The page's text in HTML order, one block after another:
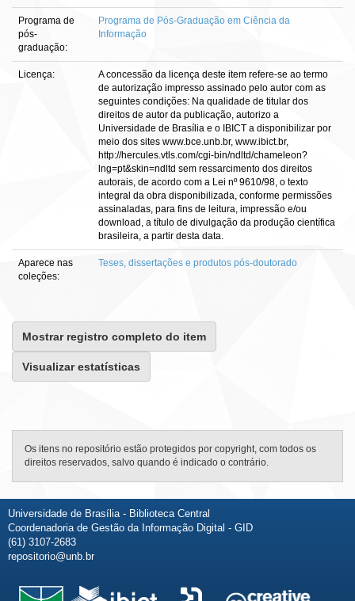
Programa de
pós-
graduação:
Programa de Pós-Graduação em Ciência da
Informação
Licença:
A concessão da licença deste item refere-se ao termo
de autorização impresso assinado pelo autor com as
seguintes condições: Na qualidade de titular dos
direitos de autor da publicação, autorizo a
Universidade de Brasília e o IBICT a disponibilizar por
meio dos sites www.bce.unb.br, www.ibict.br,
http://hercules.vtls.com/cgi-bin/ndltd/chameleon?
lng=pt&skin=ndltd sem ressarcimento dos direitos
autorais, de acordo com a Lei nº 9610/98, o texto
integral da obra disponibilizada, conforme permissões
assinaladas, para fins de leitura, impressão e/ou
download, a título de divulgação da produção científica
brasileira, a partir desta data.
Aparece nas
coleções:
Teses, dissertações e produtos pós-doutorado
Mostrar registro completo do item
Visualizar estatísticas
Os itens no repositório estão protegidos por copyright, com todos os
direitos reservados, salvo quando é indicado o contrário.
Universidade de Brasília - Biblioteca Central
Coordenadoria de Gestão da Informação Digital - GID
(61) 3107-2683
repositorio@unb.br